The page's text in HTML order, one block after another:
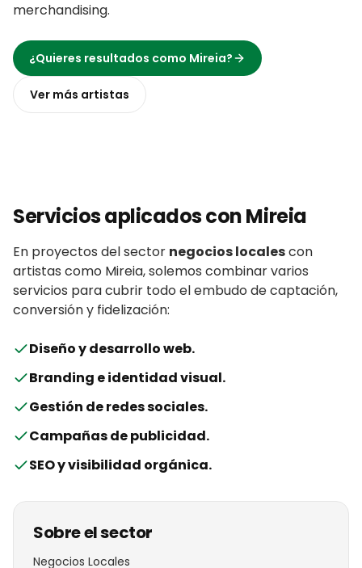
merchandising.
¿Quieres resultados como Mireia?
Ver más artistas
Servicios aplicados conMireia
En proyectos del sector negocios localescon
artistas como Mireia, solemos combinar varios
servicios para cubrir todo el embudo de captación,
conversión y fidelización:
Diseño y desarrollo web.
Branding e identidad visual.
Gestión de redes sociales.
Campañas de publicidad.
SEO y visibilidad orgánica.
Sobre el sector
Negocios Locales